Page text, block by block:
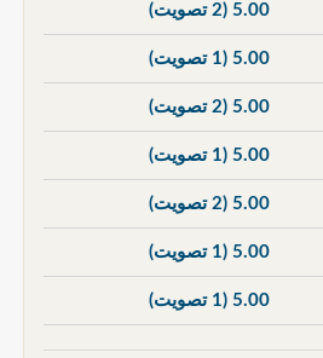
5.00 (2 تصويت)
5.00 (1 تصويت)
5.00 (2 تصويت)
5.00 (1 تصويت)
5.00 (2 تصويت)
5.00 (1 تصويت)
5.00 (1 تصويت)